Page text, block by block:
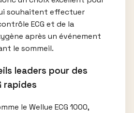
souhaitent effectuer
ECG et de la
après un événement
le sommeil.
leaders pour des
rapides
le Wellue ECG 1000,